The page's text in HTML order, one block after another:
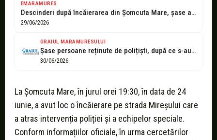
EMARAMURES
Descinderi după încăierarea din Șomcuta Mare, șase agresori au ajuns în arest
29/06/2026
GRAIUL MARAMURESULUI
Șase persoane reținute de polițiști, după ce s-au luat la bătaie
30/06/2026
La Șomcuta Mare, în jurul orei 19:30, în data de 24
iunie, a avut loc o încăierare pe strada Mireșului care
a atras intervenția poliției și a echipelor speciale.
Conform informațiilor oficiale, în urma cercetărilor